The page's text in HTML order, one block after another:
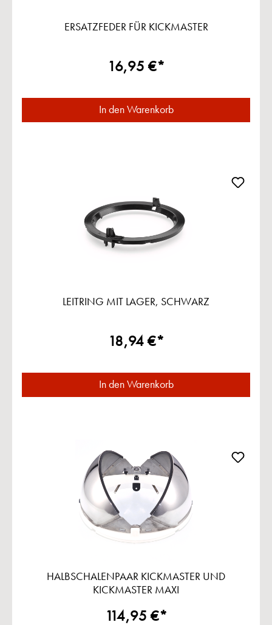
ERSATZFEDER FÜR KICKMASTER
16,95 €*
In den Warenkorb
LEITRING MIT LAGER, SCHWARZ
18,94 €*
In den Warenkorb
HALBSCHALENPAAR KICKMASTER UND
KICKMASTER MAXI
114,95 €*